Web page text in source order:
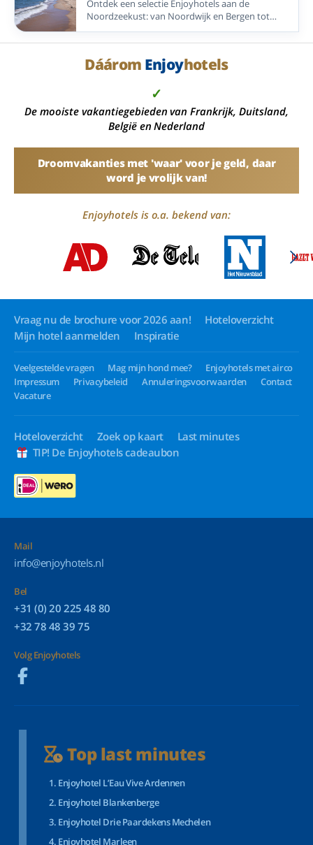
Ontdek een selectie Enjoyhotels aan de
Noordzeekust: van Noordwijk en Bergen tot
Vlieland, Ameland, Blankenberge en Greetsiel.
Dáárom Enjoyhotels
✓
De mooiste vakantiegebieden van Frankrijk, Duitsland,
België en Nederland
Droomvakanties met 'waar' voor je geld, daar
word je vrolijk van!
Enjoyhotels is o.a. bekend van:
Vraag nu de brochure voor 2026 aan!
Hoteloverzicht
Mijn hotel aanmelden
Inspiratie
Veelgestelde vragen Mag mijn hond mee?
Enjoyhotels met airco
Impressum
Privacybeleid Annuleringsvoorwaarden
Contact
Vacature
Hoteloverzicht Zoek op kaart
Last minutes
TIP! De Enjoyhotels cadeaubon
Mail
info@enjoyhotels.nl
Bel
+31 (0) 20 225 48 80
+32 78 48 39 75
Volg Enjoyhotels
Top last minutes
Enjoyhotel L’Eau Vive Ardennen
Enjoyhotel Blankenberge
Enjoyhotel Drie Paardekens Mechelen
Enjoyhotel Marleen